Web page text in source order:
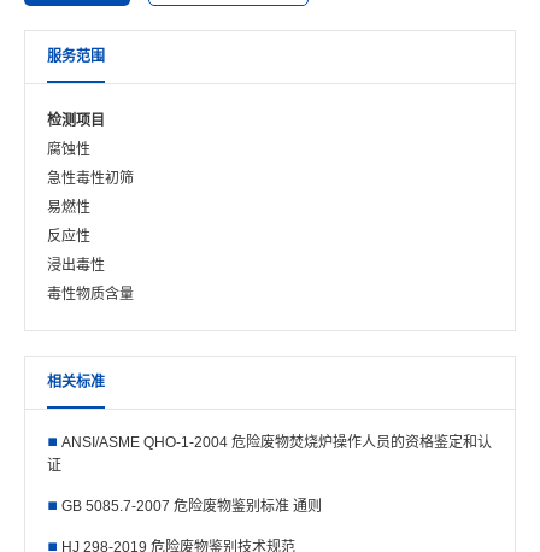
服务范围
检测项目
腐蚀性
急性毒性初筛
易燃性
反应性
浸出毒性
毒性物质含量
相关标准
ANSI/ASME QHO-1-2004 危险废物焚烧炉操作人员的资格鉴定和认
证
GB 5085.7-2007 危险废物鉴别标准 通则
HJ 298-2019 危险废物鉴别技术规范